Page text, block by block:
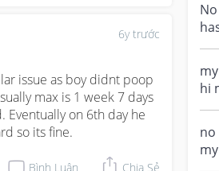
6y trước
issue as boy didnt poop
max is 1 week 7 days
Eventually on 6th day he
so its fine.
Bình Luận Chia Sẻ
hi
no